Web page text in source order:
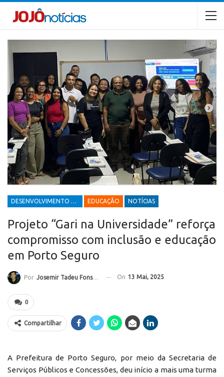
DESENVOLVIMENTO ECONÔMICO E SOCIAL EDUCAÇÃO NOTÍCIAS
Projeto “Gari na Universidade” reforça
compromisso com inclusão e educação
em Porto Seguro
Por Josemir Tadeu Fonseca On 13 Mai, 2025
0
Compartilhar
A Prefeitura de Porto Seguro, por meio da Secretaria de
Serviços Públicos e Concessões, deu início a mais uma turma